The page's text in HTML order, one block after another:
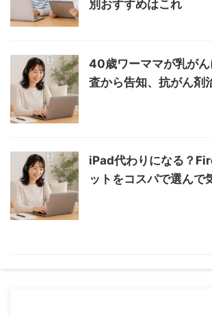
別おすすめはこれ
40歳ワーママが乳が
査から告知、抗がん剤
iPad代わりになる？
ットをコスパで選んで